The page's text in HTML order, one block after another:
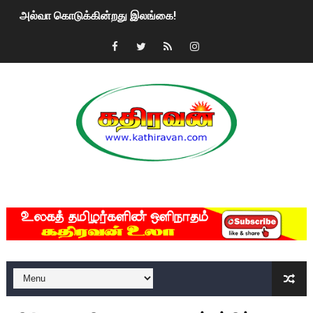
அல்வா கொடுக்கின்றது இலங்கை!
2ஆம் நாள் உக்ரைன் யுத்தம்!! எங்களைத் தனிமையில்
மகிந்த ராஜபக்சே பதவி விலக திட்டம்?
ரவுடி பேபிக்கு நடந்த தரமான சம்பவம்.. ஆபாச வீடியோக்களால்
குண்டை தூக்கிப்போட்ட ஆய்வு…. இந்தியாவின் “கோவிஷீல்டு”
யாழில் தமிழின தலைவர் பிரபாகரனின் பிறந்தநாளை
ஏர்போர்ட்டில் உதைத்த நபர் யார், என்ன நடந்தது?: உண்மையை
சீனா இலங்கையிடம் 8 மில்லியன் அமெரிக்க டொலர் நட்டஈடு